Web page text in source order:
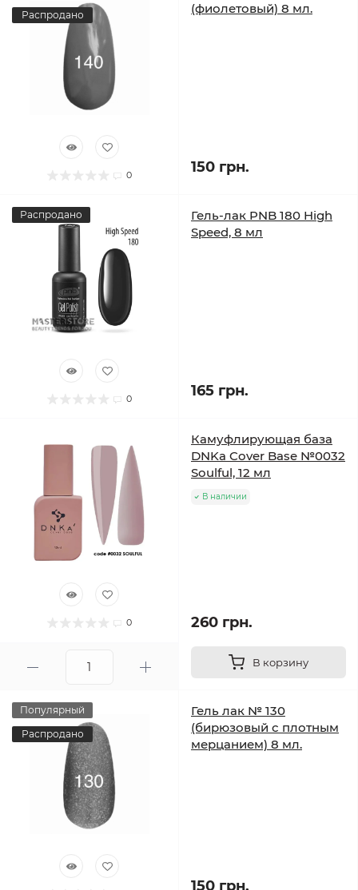
Распродано
0
(фиолетовый) 8 мл.
150 грн.
Распродано
0
Гель-лак PNB 180 High
Speed, 8 мл
165 грн.
0
Камуфлирующая база
DNKa Cover Base №0032
Soulful, 12 мл
В наличии
260 грн.
В корзину
Популярный
Распродано
Гель лак № 130
(бирюзовый с плотным
мерцанием) 8 мл.
150 грн.